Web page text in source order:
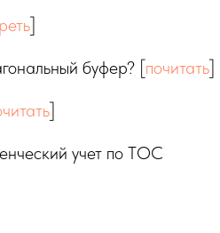
]
буфер? [почитать]
]
учет по ТОС